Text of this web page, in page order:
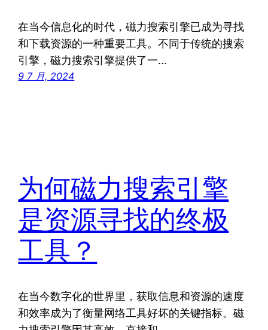
在当今信息化的时代，磁力搜索引擎已成为寻找
和下载资源的一种重要工具。不同于传统的搜索
引擎，磁力搜索引擎提供了一…
9 7 月, 2024
为何磁力搜索引擎
是资源寻找的终极
工具？
在当今数字化的世界里，获取信息和资源的速度
和效率成为了衡量网络工具好坏的关键指标。磁